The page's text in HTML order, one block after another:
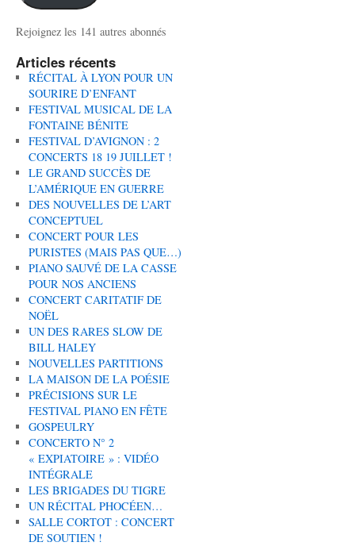
Rejoignez les 141 autres abonnés
Articles récents
RÉCITAL À LYON POUR UN
SOURIRE D’ENFANT
FESTIVAL MUSICAL DE LA
FONTAINE BÉNITE
FESTIVAL D’AVIGNON : 2
CONCERTS 18 19 JUILLET !
LE GRAND SUCCÈS DE
L’AMÉRIQUE EN GUERRE
DES NOUVELLES DE L’ART
CONCEPTUEL
CONCERT POUR LES
PURISTES (MAIS PAS QUE…)
PIANO SAUVÉ DE LA CASSE
POUR NOS ANCIENS
CONCERT CARITATIF DE
NOËL
UN DES RARES SLOW DE
BILL HALEY
NOUVELLES PARTITIONS
LA MAISON DE LA POÉSIE
PRÉCISIONS SUR LE
FESTIVAL PIANO EN FÊTE
GOSPEULRY
CONCERTO N° 2
« EXPIATOIRE » : VIDÉO
INTÉGRALE
LES BRIGADES DU TIGRE
UN RÉCITAL PHOCÉEN…
SALLE CORTOT : CONCERT
DE SOUTIEN !